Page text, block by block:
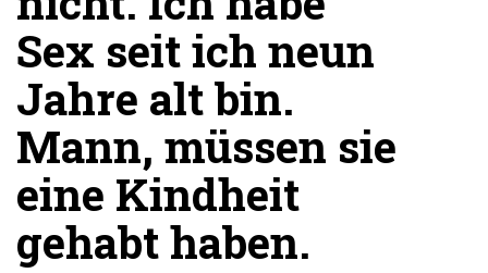
Sex seit ich neun
Jahre alt bin.
Mann, müssen sie
eine Kindheit
gehabt haben.